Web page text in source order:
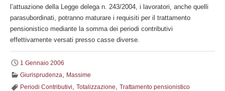
l’attuazione della Legge delega n. 243/2004, i lavoratori, anche quelli
parasubordinati, potranno maturare i requisiti per il trattamento
pensionistico mediante la somma dei periodi contributivi
effettivamente versati presso casse diverse.
1 Gennaio 2006
Giurisprudenza
Massime
Periodi Contributivi
Totalizzazione Trattamento pensionistico